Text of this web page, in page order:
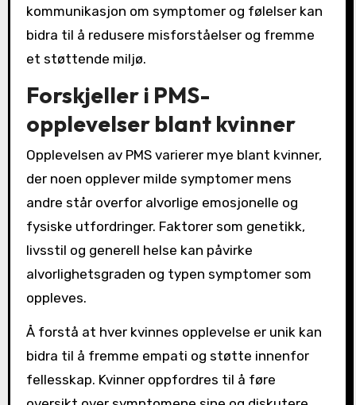
kommunikasjon om symptomer og følelser kan
bidra til å redusere misforståelser og fremme
et støttende miljø.
Forskjeller i PMS-
opplevelser blant kvinner
Opplevelsen av PMS varierer mye blant kvinner,
der noen opplever milde symptomer mens
andre står overfor alvorlige emosjonelle og
fysiske utfordringer. Faktorer som genetikk,
livsstil og generell helse kan påvirke
alvorlighetsgraden og typen symptomer som
oppleves.
Å forstå at hver kvinnes opplevelse er unik kan
bidra til å fremme empati og støtte innenfor
fellesskap. Kvinner oppfordres til å føre